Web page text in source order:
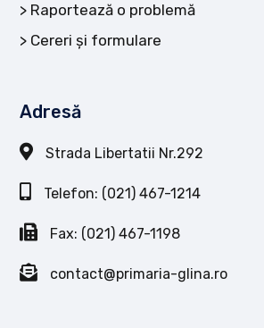
Raportează o problemă
Cereri și formulare
Adresă
Strada Libertatii Nr.292
Telefon: (021) 467-1214
Fax: (021) 467-1198
contact@primaria-glina.ro